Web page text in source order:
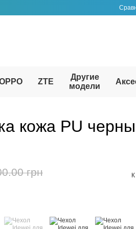
ZTE
Другие
модели
кожа PU
грн